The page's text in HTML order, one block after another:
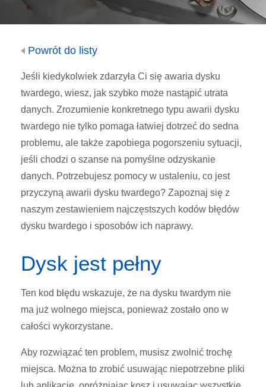
Powrót do listy
Jeśli kiedykolwiek zdarzyła Ci się awaria dysku
twardego, wiesz, jak szybko może nastąpić utrata
danych. Zrozumienie konkretnego typu awarii dysku
twardego nie tylko pomaga łatwiej dotrzeć do sedna
problemu, ale także zapobiega pogorszeniu sytuacji,
jeśli chodzi o szanse na pomyślne odzyskanie
danych. Potrzebujesz pomocy w ustaleniu, co jest
przyczyną awarii dysku twardego? Zapoznaj się z
naszym zestawieniem najczęstszych kodów błędów
dysku twardego i sposobów ich naprawy.
Dysk jest pełny
Ten kod błędu wskazuje, że na dysku twardym nie
ma już wolnego miejsca, ponieważ zostało ono w
całości wykorzystane.
Aby rozwiązać ten problem, musisz zwolnić trochę
miejsca. Można to zrobić usuwając niepotrzebne pliki